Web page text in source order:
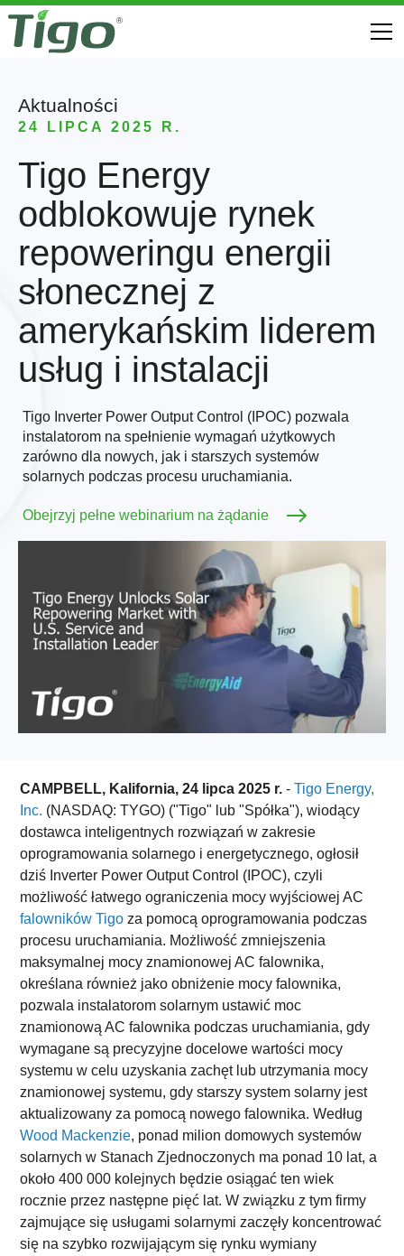
Aktualności
24 LIPCA 2025 R.
Tigo Energy
odblokowuje rynek
repoweringu energii
słonecznej z
amerykańskim liderem
usług i instalacji
Tigo Inverter Power Output Control (IPOC) pozwala
instalatorom na spełnienie wymagań użytkowych
zarówno dla nowych, jak i starszych systemów
solarnych podczas procesu uruchamiania.
Obejrzyj pełne webinarium na żądanie
CAMPBELL, Kalifornia, 24 lipca 2025 r. -Tigo Energy,
Inc. (NASDAQ: TYGO) ("Tigo" lub "Spółka"), wiodący
dostawca inteligentnych rozwiązań w zakresie
oprogramowania solarnego i energetycznego, ogłosił
dziś Inverter Power Output Control (IPOC), czyli
możliwość łatwego ograniczenia mocy wyjściowej AC
falowników Tigo za pomocą oprogramowania podczas
procesu uruchamiania. Możliwość zmniejszenia
maksymalnej mocy znamionowej AC falownika,
określana również jako obniżenie mocy falownika,
pozwala instalatorom solarnym ustawić moc
znamionową AC falownika podczas uruchamiania, gdy
wymagane są precyzyjne docelowe wartości mocy
systemu w celu uzyskania zachęt lub utrzymania mocy
znamionowej systemu, gdy starszy system solarny jest
aktualizowany za pomocą nowego falownika. Według
Wood Mackenzie, ponad milion domowych systemów
solarnych w Stanach Zjednoczonych ma ponad 10 lat, a
około 400 000 kolejnych będzie osiągać ten wiek
rocznie przez następne pięć lat. W związku z tym firmy
zajmujące się usługami solarnymi zaczęły koncentrować
się na szybko rozwijającym się rynku wymiany